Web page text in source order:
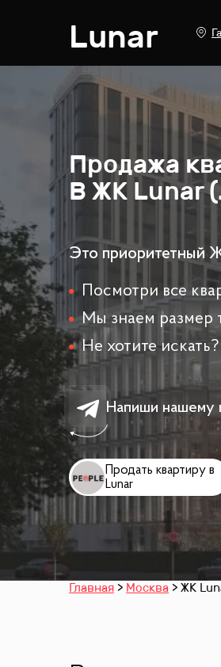
Lunar
Продажа
В ЖК Lunar
Это приоритетный
Посмотри все
Мы знаем размер
Не хотите
Напиши нашему
Продать квартиру в
Lunar
Главная Москва ЖК